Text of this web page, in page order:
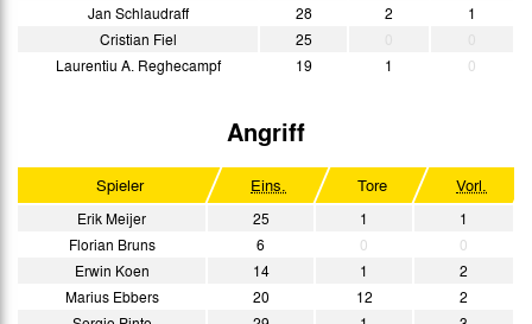
Jan Schlaudraff
28 2
1
Cristian Fiel
25
Laurentiu A. Reghecampf
19 1 0
Angriff
Spieler Eins. Tore Vorl.
Erik Meijer 25 1
1
Florian Bruns
6 0
0
Erwin Koen
14 1
2
Marius Ebbers
20 12
2